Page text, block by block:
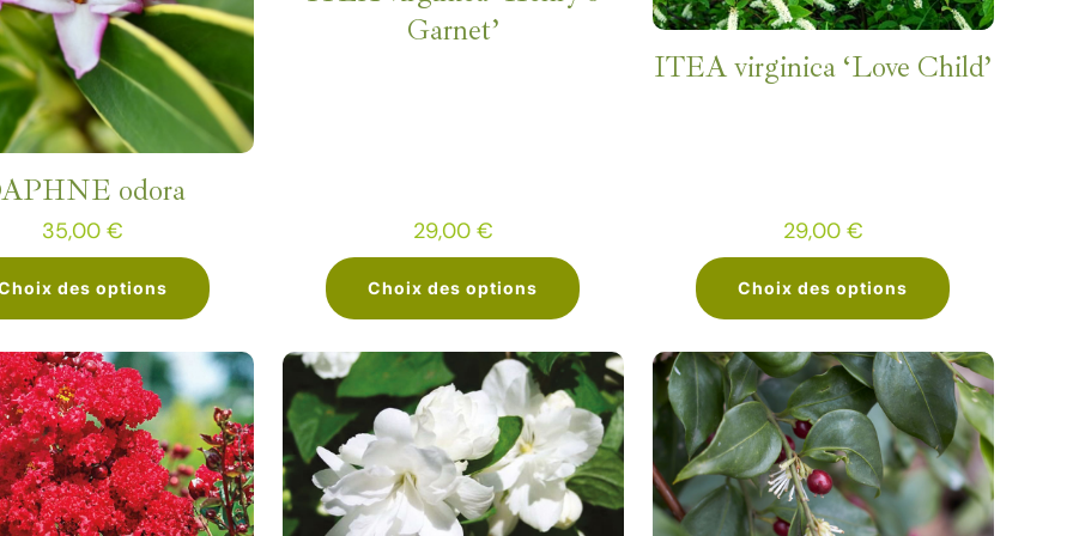
odora
35,00€
des options
produit
a
plusieurs
variations.
Les
Garnet’
29,00 €
Choix des options
produit
a
plusieurs
variations.
Les
ITEA virginica ‘Love Child’
29,00 €
Choix des options
produit
a
plusieurs
variations.
Les